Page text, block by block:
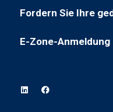
einem
Tab)
neuen
Fordern Sie Ihre
(öffnet
einem
E-Zone-Anmeldung
(wird
neuen